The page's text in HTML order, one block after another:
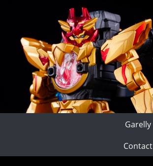
Garelly
Contact